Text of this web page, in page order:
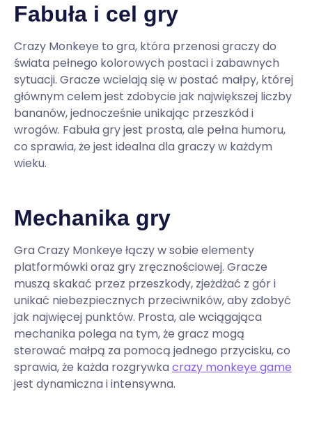
Fabuła i cel gry
Crazy Monkeye to gra, która przenosi graczy do
świata pełnego kolorowych postaci i zabawnych
sytuacji. Gracze wcielają się w postać małpy, której
głównym celem jest zdobycie jak największej liczby
bananów, jednocześnie unikając przeszkód i
wrogów. Fabuła gry jest prosta, ale pełna humoru,
co sprawia, że jest idealna dla graczy w każdym
wieku.
Mechanika gry
Gra Crazy Monkeye łączy w sobie elementy
platformówki oraz gry zręcznościowej. Gracze
muszą skakać przez przeszkody, zjeżdżać z gór i
unikać niebezpiecznych przeciwników, aby zdobyć
jak najwięcej punktów. Prosta, ale wciągająca
mechanika polega na tym, że gracz mogą
sterować małpą za pomocą jednego przycisku, co
sprawia, że każda rozgrywka crazy monkeye game
jest dynamiczna i intensywna.